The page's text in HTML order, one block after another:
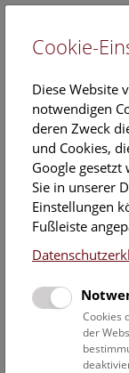
Zum
das NHM
MARTA
Sonntag, 11.
vergessene
Cookie-
Diese Website
notwendigen
deren Zweck
und Cookies,
Google
Sie in unserer
Einstellungen
Fußleiste
Cookies
der